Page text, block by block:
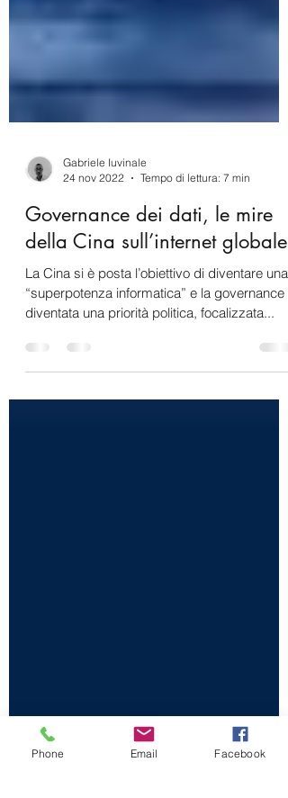
Gabriele Iuvinale
Governance dei dati, le mire
della Cina sull’internet globale
La Cina si è posta l’obiettivo di diventare una
“superpotenza informatica” e la governance è
Phone Email Facebook